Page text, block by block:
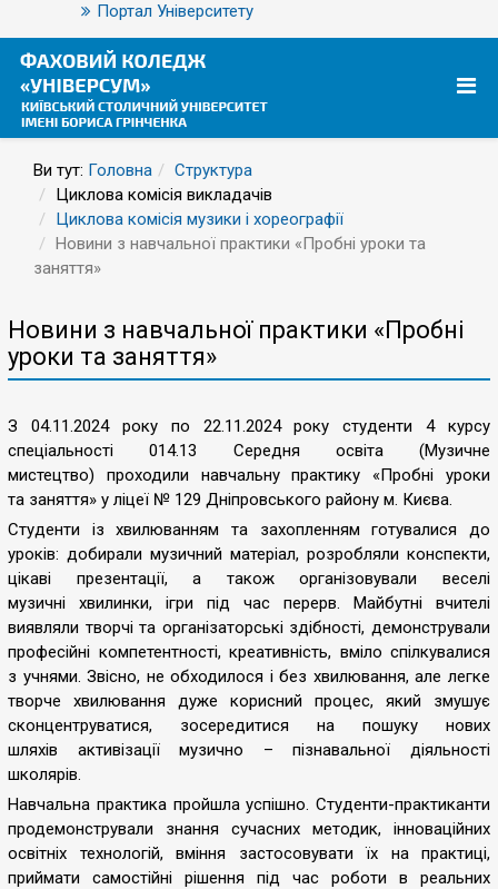
Портал Університету
Ви тут: Головна
Структура
Циклова комісія викладачів
Циклова комісія музики і хореографії
Новини з навчальної практики «Пробні уроки та
заняття»
Новини з навчальної практики «Пробні
уроки та заняття»
З 04.11.2024 року по 22.11.2024 року студенти 4 курсу
спеціальності 014.13 Середня освіта (Музичне
мистецтво) проходили навчальну практику «Пробні уроки
та заняття» у ліцеї № 129 Дніпровського району м. Києва.
Студенти із хвилюванням та захопленням готувалися до
уроків: добирали музичний матеріал, розробляли конспекти,
цікаві презентації, а також організовували веселі
музичні хвилинки, ігри під час перерв. Майбутні вчителі
виявляли творчі та організаторські здібності, демонстрували
професійні компетентності, креативність, вміло спілкувалися
з учнями. Звісно, не обходилося і без хвилювання, але легке
творче хвилювання дуже корисний процес, який змушує
сконцентруватися, зосередитися на пошуку нових
шляхів активізації музично – пізнавальної діяльності
школярів.
Навчальна практика пройшла успішно. Студенти-практиканти
продемонстрували знання сучасних методик, інноваційних
освітніх технологій, вміння застосовувати їх на практиці,
приймати самостійні рішення під час роботи в реальних